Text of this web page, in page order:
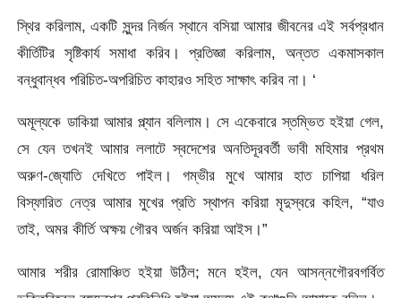
স্থির করিলাম, একটি সুন্দর নির্জন স্থানে বসিয়া আমার জীবনের এই সর্বপ্রধান
কীর্তিটির সৃষ্টিকার্য সমাধা করিব। প্রতিজ্ঞা করিলাম, অন্তত একমাসকাল
বন্ধুবান্ধব পরিচিত-অপরিচিত কাহারও সহিত সাক্ষাৎ করিব না। ‘
অমূল্যকে ডাকিয়া আমার প্ল্যান বলিলাম। সে একেবারে স্তম্ভিত হইয়া গেল,
সে যেন তখনই আমার ললাটে স্বদেশের অনতিদূরবর্তী ভাবী মহিমার প্রথম
অরুণ-জ্যোতি দেখিতে পাইল। গম্ভীর মুখে আমার হাত চাপিয়া ধরিল
বিস্ফারিত নেত্র আমার মুখের প্রতি স্থাপন করিয়া মৃদুস্বরে কহিল, “যাও
তাই, অমর কীর্তি অক্ষয় গৌরব অর্জন করিয়া আইস।”
আমার শরীর রোমাঞ্চিত হইয়া উঠিল; মনে হইল, যেন আসন্নগৌরবগর্বিত